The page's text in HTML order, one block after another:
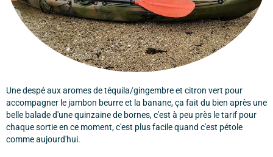
Une despé aux aromes de téquila/gingembre et citron vert pour
accompagner le jambon beurre et la banane, ça fait du bien après une
belle balade d'une quinzaine de bornes, c'est à peu près le tarif pour
chaque sortie en ce moment, c'est plus facile quand c'est pétole
comme aujourd'hui.